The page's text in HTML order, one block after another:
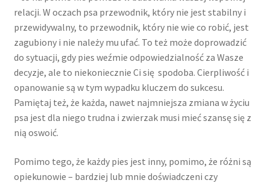
relacji. W oczach psa przewodnik, który nie jest stabilny i
przewidywalny, to przewodnik, który nie wie co robić, jest
zagubiony i nie należy mu ufać. To też może doprowadzić
do sytuacji, gdy pies weźmie odpowiedzialność za Wasze
decyzje, ale to niekoniecznie Ci się spodoba. Cierpliwość i
opanowanie są w tym wypadku kluczem do sukcesu.
Pamiętaj też, że każda, nawet najmniejsza zmiana w życiu
psa jest dla niego trudna i zwierzak musi mieć szansę się z
nią oswoić.
Pomimo tego, że każdy pies jest inny, pomimo, że różni są
opiekunowie – bardziej lub mnie doświadczeni czy